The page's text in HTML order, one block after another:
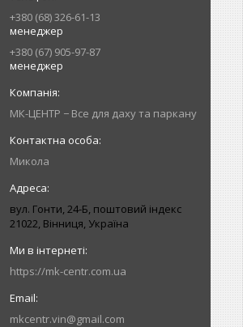
+380 (68) 326-61-13
менеджер
+380 (67) 905-97-87
менеджер
МК-ЦЕНТР − Все для даху та паркану
Микола
вул. Гонти, 24-Б, поштовий індекс
21022, Вінниця, Україна
https://mk-centr.com.ua
mkcentr.vin@gmail.com